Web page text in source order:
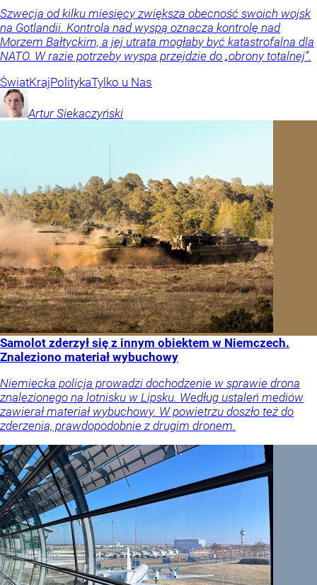
Szwecja od kilku miesięcy zwiększa obecność swoich wojsk
na Gotlandii. Kontrola nad wyspą oznacza kontrolę nad
Morzem Bałtyckim, a jej utrata mogłaby być katastrofalna dla
NATO. W razie potrzeby wyspa przejdzie do „obrony totalnej”.
ŚwiatKrajPolitykaTylko u Nas
Artur Siekaczyński
Samolot zderzył się z innym obiektem w Niemczech.
Znaleziono materiał wybuchowy
Niemiecka policja prowadzi dochodzenie w sprawie drona
znalezionego na lotnisku w Lipsku. Według ustaleń mediów
zawierał materiał wybuchowy. W powietrzu doszło też do
zderzenia, prawdopodobnie z drugim dronem.